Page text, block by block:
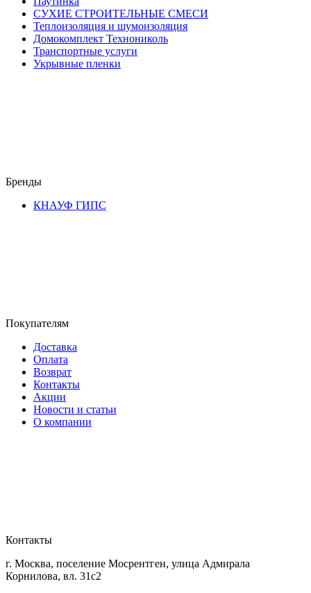
СУХИЕ СТРОИТЕЛЬНЫЕ СМЕСИ
Теплоизоляция и шумоизоляция
Домокомплект Технониколь
Транспортные услуги
Укрывные пленки
Бренды
КНАУФ ГИПС
Покупателям
Доставка
Оплата
Возврат
Контакты
Акции
Новости и статьи
О компании
Контакты
г. Москва, поселение Мосрентген, улица Адмирала
Корнилова, вл. 31с2